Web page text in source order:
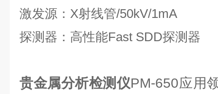
激发源：X射线管/50kV/1mA
探测器：高性能Fast SDD探测器
贵金属分析检测仪PM-650应用